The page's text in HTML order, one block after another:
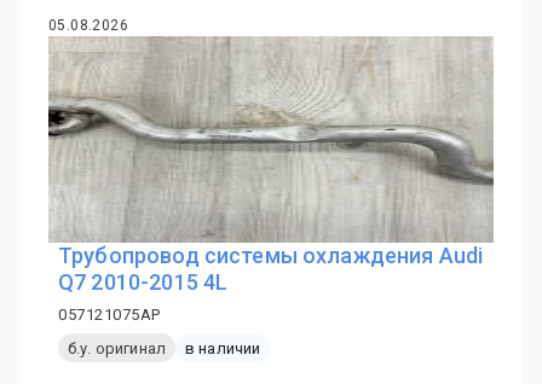
05.08.2026
Трубопровод системы охлаждения Audi
Q7 2010-2015 4L
057121075AP
б.у. оригинал
в наличии